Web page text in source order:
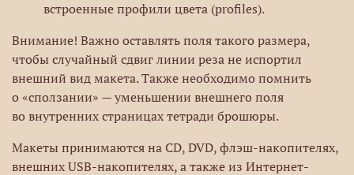
встроенные профили цвета (profiles).
Внимание! Важно оставлять поля такого размера,
чтобы случайный сдвиг линии реза не испортил
внешний вид макета. Также необходимо помнить
о «сползании» — уменьшении внешнего поля
во внутренних страницах тетради брошюры.
Макеты принимаются на CD, DVD, флэш-накопителях,
внешних USB-накопителях, а также из Интернет-